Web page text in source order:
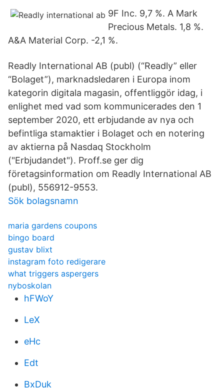
9F Inc. 9,7 %. A Mark
Precious Metals. 1,8 %.
A&A Material Corp. -2,1 %.
Readly International AB (publ) (“Readly” eller
“Bolaget”), marknadsledaren i Europa inom
kategorin digitala magasin, offentliggör idag, i
enlighet med vad som kommunicerades den 1
september 2020, ett erbjudande av nya och
befintliga stamaktier i Bolaget och en notering
av aktierna på Nasdaq Stockholm
("Erbjudandet"). Proff.se ger dig
företagsinformation om Readly International AB
(publ), 556912-9553.
Sök bolagsnamn
maria gardens coupons
bingo board
gustav blixt
instagram foto redigerare
what triggers aspergers
nyboskolan
hFWoY
LeX
eHc
Edt
BxDuk